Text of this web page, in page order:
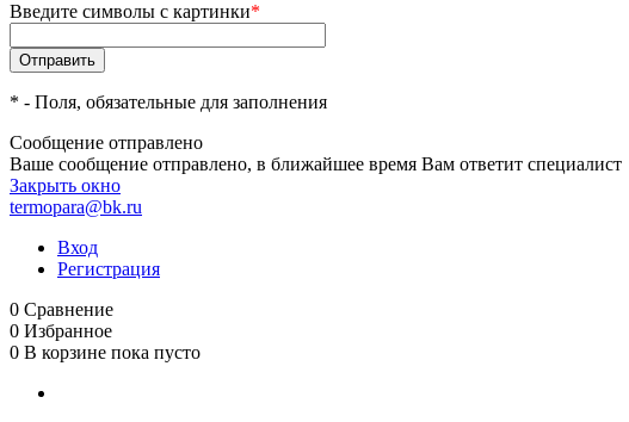
Введите символы с картинки*
* - Поля, обязательные для заполнения
Сообщение отправлено
Ваше сообщение отправлено, в ближайшее время Вам ответит специалист
Закрыть окно
termopara@bk.ru
Вход
Регистрация
0 Сравнение
0 Избранное
0 В корзине пока пусто